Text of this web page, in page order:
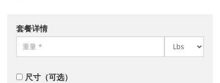
套餐详情
尺寸（可选）